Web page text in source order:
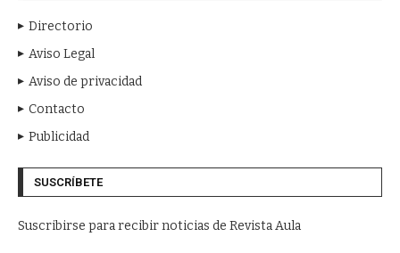
Directorio
Aviso Legal
Aviso de privacidad
Contacto
Publicidad
SUSCRÍBETE
Suscribirse para recibir noticias de Revista Aula